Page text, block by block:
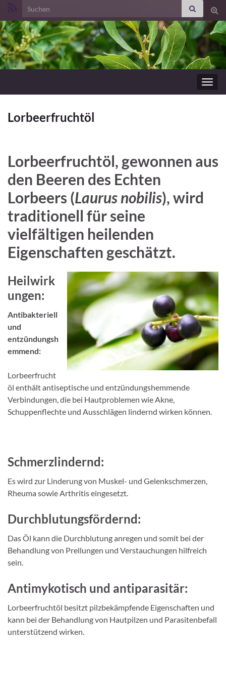
Search for:
Lorbeerfruchtöl
Lorbeerfruchtöl, gewonnen aus
den Beeren des Echten
Lorbeers (Laurus nobilis), wird
traditionell für seine
vielfältigen heilenden
Eigenschaften geschätzt.
Heilwirk
ungen:
Antibakteriell
und
entzündungsh
emmend:
Lorbeerfrucht
öl enthält antiseptische und entzündungshemmende
Verbindungen, die bei Hautproblemen wie Akne,
Schuppenflechte und Ausschlägen lindernd wirken können.
Schmerzlindernd:
Es wird zur Linderung von Muskel- und Gelenkschmerzen,
Rheuma sowie Arthritis eingesetzt.
Durchblutungsfördernd:
Das Öl kann die Durchblutung anregen und somit bei der
Behandlung von Prellungen und Verstauchungen hilfreich
sein.
Antimykotisch und antiparasitär:
Lorbeerfruchtöl besitzt pilzbekämpfende Eigenschaften und
kann bei der Behandlung von Hautpilzen und Parasitenbefall
unterstützend wirken.